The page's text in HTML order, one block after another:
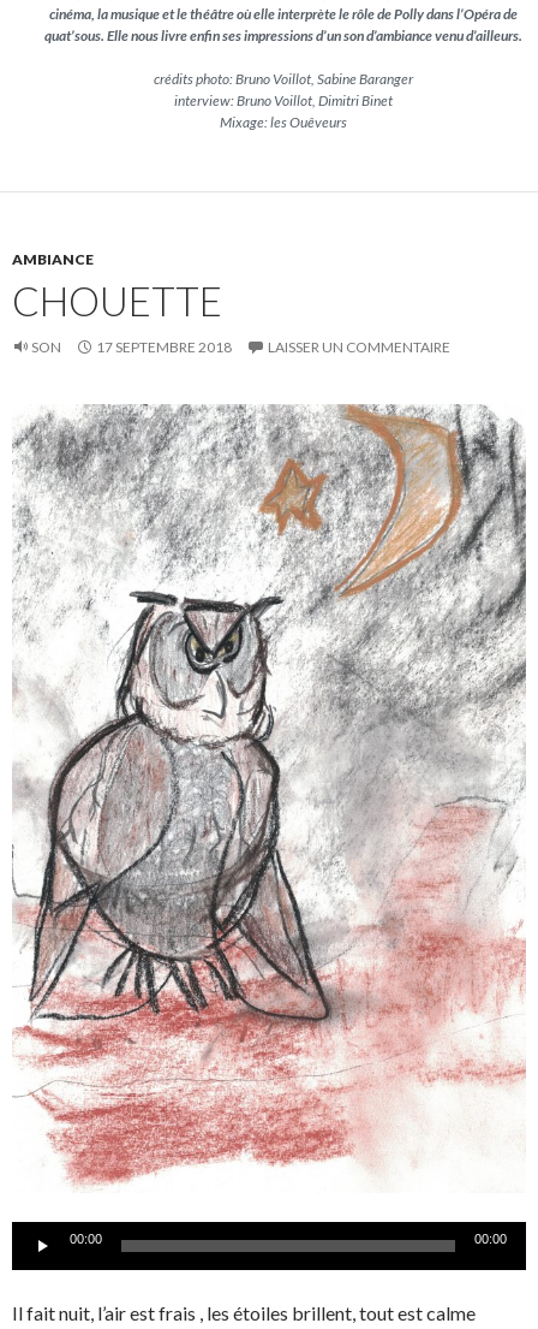
cinéma, la musique et le théâtre où elle interprète le rôle de Polly dans l’Opéra de
quat’sous. Elle nous livre enfin ses impressions d’un son d’ambiance venu d’ailleurs.
crédits photo: Bruno Voillot, Sabine Baranger
interview: Bruno Voillot, Dimitri Binet
Mixage: les Ouêveurs
AMBIANCE
CHOUETTE
SON 17 SEPTEMBRE 2018 LAISSER UN COMMENTAIRE
Lecteur00:00 00:00
Il fait nuit, l’air est frais , les étoiles brillent, tout est calme